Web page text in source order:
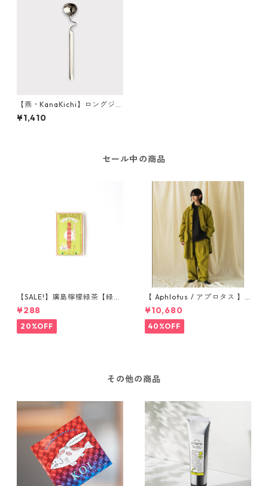
【燕・KanaKichi】ロングジャ
ムスプーン【瓶レモネード適
応商品】
¥1,410
セール中の商品
【SALE!】廣島檸檬緑茶【緑茶
レモネードパウダー】2包入り
¥288
20%OFF
【 Aphlotus / アプロタス 】
ヴィンテージライク アトリエ
コート グリーン 送料無料
¥10,680
40%OFF
その他の商品